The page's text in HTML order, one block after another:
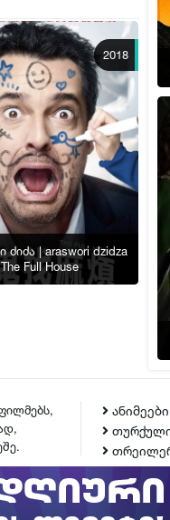
2018
ძიძა | araswori dzidza
Full House